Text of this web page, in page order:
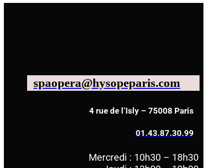
spaopera@hysopeparis.com
4 rue de l’Isly – 75008 Paris
01.43.87.30.99
Mercredi : 10h30 – 18h30